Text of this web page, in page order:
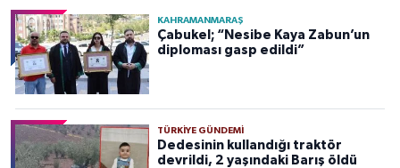
KAHRAMANMARAŞ
Çabukel; “Nesibe Kaya Zabun’un
diploması gasp edildi”
TÜRKIYE GÜNDEMI
Dedesinin kullandığı traktör
devrildi, 2 yaşındaki Barış öldü